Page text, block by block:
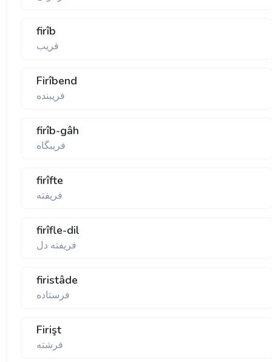
firîb
فريب
Firîbend
فريبنده
firîb-gâh
فريبگاه
firîfte
فريفته
firîfle-dil
فريفته دل
firistâde
فرستاده
Firişt
فرشته